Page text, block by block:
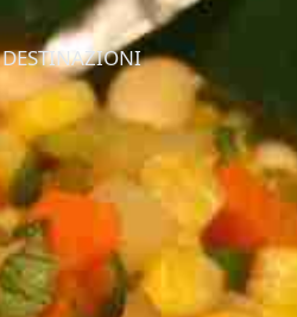
DESTINAZIONI